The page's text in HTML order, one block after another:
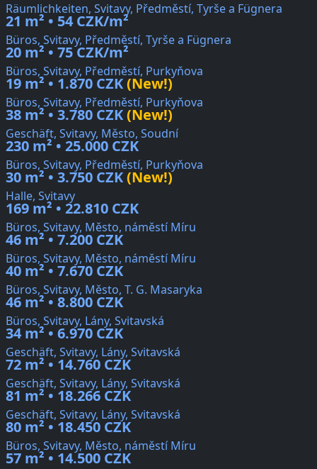
Räumlichkeiten, Svitavy, Předměstí, Tyrše a Fügnera
21 m² • 54 CZK/m²
Büros, Svitavy, Předměstí, Tyrše a Fügnera
20 m² • 75 CZK/m²
Büros, Svitavy, Předměstí, Purkyňova
19 m² • 1.870 CZK(New!)
Büros, Svitavy, Předměstí, Purkyňova
38 m² • 3.780 CZK(New!)
Geschäft, Svitavy, Město, Soudní
230 m² • 25.000 CZK
Büros, Svitavy, Předměstí, Purkyňova
30 m² • 3.750 CZK(New!)
Halle, Svitavy
169 m² • 22.810 CZK
Büros, Svitavy, Město, náměstí Míru
46 m² • 7.200 CZK
Büros, Svitavy, Město, náměstí Míru
40 m² • 7.670 CZK
Büros, Svitavy, Město, T. G. Masaryka
46 m² • 8.800 CZK
Büros, Svitavy, Lány, Svitavská
34 m² • 6.970 CZK
Geschäft, Svitavy, Lány, Svitavská
72 m² • 14.760 CZK
Geschäft, Svitavy, Lány, Svitavská
81 m² • 18.266 CZK
Geschäft, Svitavy, Lány, Svitavská
80 m² • 18.450 CZK
Büros, Svitavy, Město, náměstí Míru
57 m² • 14.500 CZK